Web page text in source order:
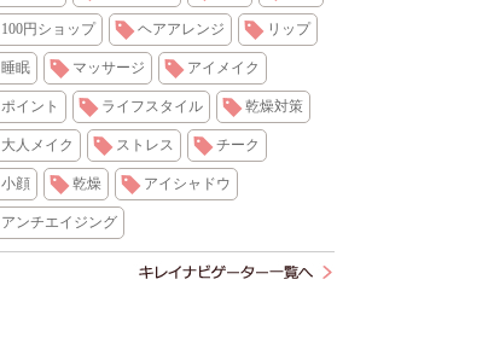
100円ショップ ヘアアレンジ リップ
睡眠 マッサージ アイメイク
ポイント ライフスタイル 乾燥対策
大人メイク ストレス チーク
小顔 乾燥 アイシャドウ
アンチエイジング